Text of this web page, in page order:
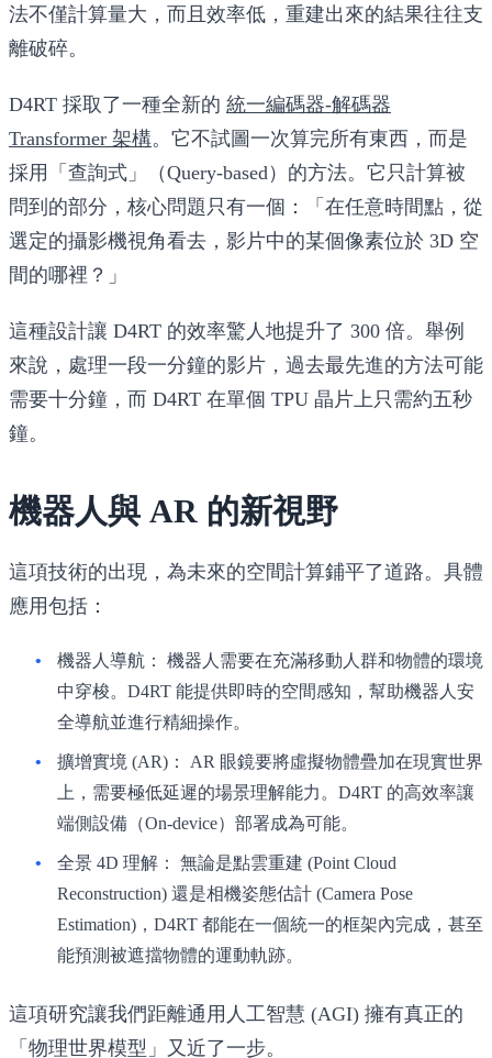
法不僅計算量大，而且效率低，重建出來的結果往往支
離破碎。
D4RT 採取了一種全新的 統一編碼器-解碼器
Transformer 架構。它不試圖一次算完所有東西，而是
採用「查詢式」（Query-based）的方法。它只計算被
問到的部分，核心問題只有一個：「在任意時間點，從
選定的攝影機視角看去，影片中的某個像素位於 3D 空
間的哪裡？」
這種設計讓 D4RT 的效率驚人地提升了 300 倍。舉例
來說，處理一段一分鐘的影片，過去最先進的方法可能
需要十分鐘，而 D4RT 在單個 TPU 晶片上只需約五秒
鐘。
機器人與 AR 的新視野
這項技術的出現，為未來的空間計算鋪平了道路。具體
應用包括：
機器人導航：
機器人需要在充滿移動人群和物體的環境
中穿梭。D4RT 能提供即時的空間感知，幫助機器人安
全導航並進行精細操作。
擴增實境 (AR)：
AR 眼鏡要將虛擬物體疊加在現實世界
上，需要極低延遲的場景理解能力。D4RT 的高效率讓
端側設備（On-device）部署成為可能。
全景 4D 理解：
無論是點雲重建 (Point Cloud
Reconstruction) 還是相機姿態估計 (Camera Pose
Estimation)，D4RT 都能在一個統一的框架內完成，甚至
能預測被遮擋物體的運動軌跡。
這項研究讓我們距離通用人工智慧 (AGI) 擁有真正的
「物理世界模型」又近了一步。